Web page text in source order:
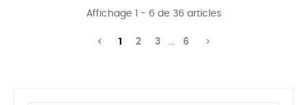
Affichage 1 - 6 de 36 articles
 1 2 3 ... 6 